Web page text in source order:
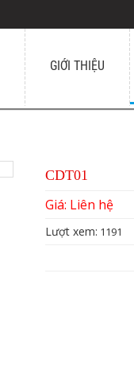
GIỚI THIỆU
CDT01
Giá: Liên hệ
Lượt xem: 1191